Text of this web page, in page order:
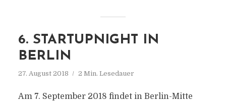
6. STARTUPNIGHT IN
BERLIN
27. August 2018 2 Min. Lesedauer
Am 7. September 2018 findet in Berlin-Mitte